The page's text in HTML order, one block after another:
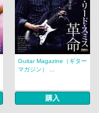
Guitar Magazine（ギター
マガジン） ...
購入